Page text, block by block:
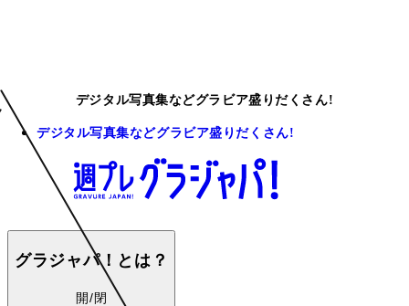
デジタル写真集などグラビア盛りだくさん!
デジタル写真集などグラビア盛りだくさん!
グラジャパ！とは？
開/閉